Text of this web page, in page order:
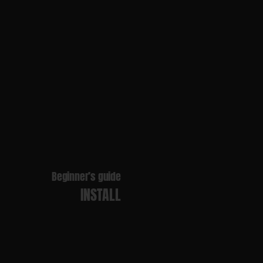
Beginner’s guide
INSTALL